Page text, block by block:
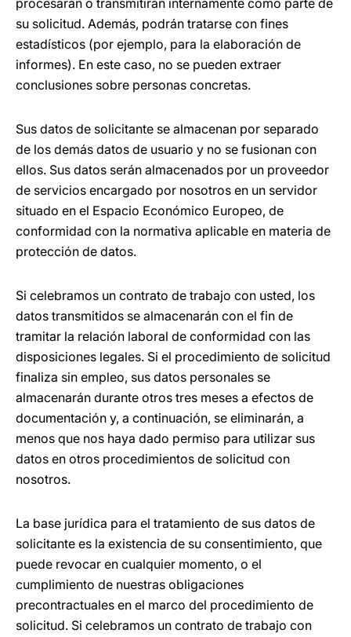
procesarán o transmitirán internamente como parte de
su solicitud. Además, podrán tratarse con fines
estadísticos (por ejemplo, para la elaboración de
informes). En este caso, no se pueden extraer
conclusiones sobre personas concretas.
Sus datos de solicitante se almacenan por separado
de los demás datos de usuario y no se fusionan con
ellos. Sus datos serán almacenados por un proveedor
de servicios encargado por nosotros en un servidor
situado en el Espacio Económico Europeo, de
conformidad con la normativa aplicable en materia de
protección de datos.
Si celebramos un contrato de trabajo con usted, los
datos transmitidos se almacenarán con el fin de
tramitar la relación laboral de conformidad con las
disposiciones legales. Si el procedimiento de solicitud
finaliza sin empleo, sus datos personales se
almacenarán durante otros tres meses a efectos de
documentación y, a continuación, se eliminarán, a
menos que nos haya dado permiso para utilizar sus
datos en otros procedimientos de solicitud con
nosotros.
La base jurídica para el tratamiento de sus datos de
solicitante es la existencia de su consentimiento, que
puede revocar en cualquier momento, o el
cumplimiento de nuestras obligaciones
precontractuales en el marco del procedimiento de
solicitud. Si celebramos un contrato de trabajo con